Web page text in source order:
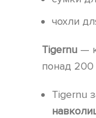
чохли
Tigernu —
понад 200
Tigernu